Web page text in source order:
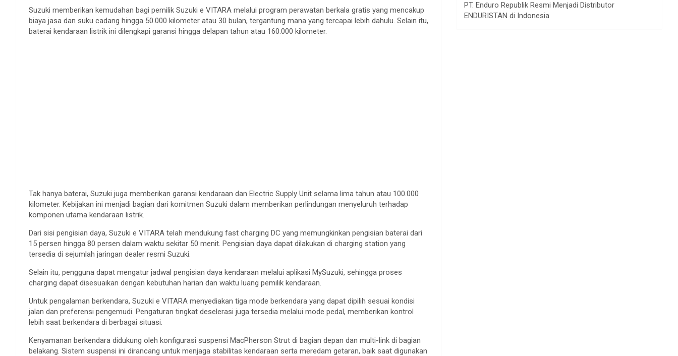
Suzuki memberikan kemudahan bagi pemilik Suzuki e VITARA melalui program perawatan berkala gratis yang mencakup
biaya jasa dan suku cadang hingga 50.000 kilometer atau 30 bulan, tergantung mana yang tercapai lebih dahulu. Selain itu,
baterai kendaraan listrik ini dilengkapi garansi hingga delapan tahun atau 160.000 kilometer.
Tak hanya baterai, Suzuki juga memberikan garansi kendaraan dan Electric Supply Unit selama lima tahun atau 100.000
kilometer. Kebijakan ini menjadi bagian dari komitmen Suzuki dalam memberikan perlindungan menyeluruh terhadap
komponen utama kendaraan listrik.
Dari sisi pengisian daya, Suzuki e VITARA telah mendukung fast charging DC yang memungkinkan pengisian baterai dari
15 persen hingga 80 persen dalam waktu sekitar 50 menit. Pengisian daya dapat dilakukan di charging station yang
tersedia di sejumlah jaringan dealer resmi Suzuki.
Selain itu, pengguna dapat mengatur jadwal pengisian daya kendaraan melalui aplikasi MySuzuki, sehingga proses
charging dapat disesuaikan dengan kebutuhan harian dan waktu luang pemilik kendaraan.
Untuk pengalaman berkendara, Suzuki e VITARA menyediakan tiga mode berkendara yang dapat dipilih sesuai kondisi
jalan dan preferensi pengemudi. Pengaturan tingkat deselerasi juga tersedia melalui mode pedal, memberikan kontrol
lebih saat berkendara di berbagai situasi.
Kenyamanan berkendara didukung oleh konfigurasi suspensi MacPherson Strut di bagian depan dan multi-link di bagian
belakang. Sistem suspensi ini dirancang untuk menjaga stabilitas kendaraan serta meredam getaran, baik saat digunakan
PT. Enduro Republik Resmi Menjadi Distributor
ENDURISTAN di Indonesia